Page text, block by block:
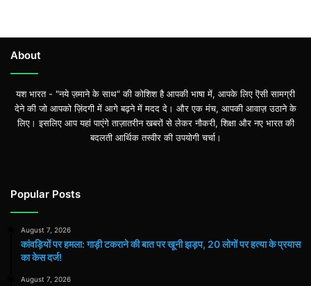
About
यश भारत - "नये ज़माने के साथ" की कोशिश है आपकी भाषा में, आपके लिए ऎसी सामग्री
देने की जो आपको ज़िंदगी में आगे बढ़ने में मदद दे। और एक मंच, आपकी आवाज़ उठाने के
लिए। इसलिए आप यहां पाएंगे ताज़ातरीन खबरों से लेकर नौकरी, शिक्षा और नए भारत की
बदलती आर्थिक तस्वीर की उपयोगी चर्चा।
Popular Posts
August 7, 2026
कांवड़ियों पर हमला: गाड़ी टकराने की बात पर खूनी झड़प, 20 लोगों पर हत्या के प्रयास
का केस दर्ज!
August 7, 2026